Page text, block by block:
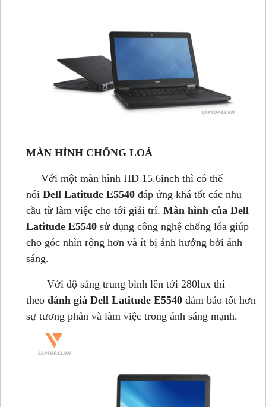
MÀN HÌNH CHỐNG LOÁ
Với một màn hình HD 15.6inch thì có thể
nói Dell Latitude E5540 đáp ứng khá tốt các nhu
cầu từ làm việc cho tới giải trí. Màn hình của Dell
Latitude E5540 sử dụng công nghệ chống lóa giúp
cho góc nhìn rộng hơn và ít bị ảnh hưởng bởi ánh
sáng.
Với độ sáng trung bình lên tới 280lux thì
theo đánh giá Dell Latitude E5540 đảm bảo tốt hơn
sự tương phản và làm việc trong ánh sáng mạnh.